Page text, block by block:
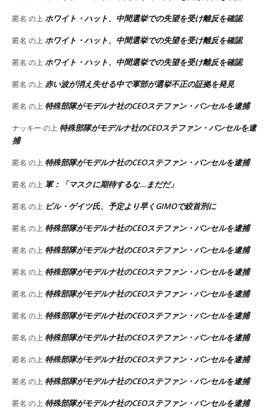
匿名 の上 ホワイト・ハット、中間選挙での失望を受け離反を確認
匿名 の上 ホワイト・ハット、中間選挙での失望を受け離反を確認
匿名 の上 ホワイト・ハット、中間選挙での失望を受け離反を確認
匿名 の上 赤い波が消え失せる中で軍部が選挙不正の証拠を発見
匿名 の上 特殊部隊がモデルナ社のCEOステファン・バンセルを逮捕
ナッキー の上 特殊部隊がモデルナ社のCEOステファン・バンセルを逮
捕
匿名 の上 特殊部隊がモデルナ社のCEOステファン・バンセルを逮捕
匿名 の上 軍：「マスクに期待するな…まだだ」
匿名 の上 ビル・ゲイツ氏、予定より早くGIMOで絞首刑に
匿名 の上 特殊部隊がモデルナ社のCEOステファン・バンセルを逮捕
匿名 の上 特殊部隊がモデルナ社のCEOステファン・バンセルを逮捕
匿名 の上 特殊部隊がモデルナ社のCEOステファン・バンセルを逮捕
匿名 の上 特殊部隊がモデルナ社のCEOステファン・バンセルを逮捕
匿名 の上 特殊部隊がモデルナ社のCEOステファン・バンセルを逮捕
匿名 の上 特殊部隊がモデルナ社のCEOステファン・バンセルを逮捕
匿名 の上 特殊部隊がモデルナ社のCEOステファン・バンセルを逮捕
匿名 の上 特殊部隊がモデルナ社のCEOステファン・バンセルを逮捕
匿名 の上 特殊部隊がモデルナ社のCEOステファン・バンセルを逮捕